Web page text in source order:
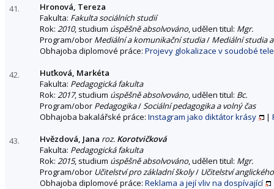
41.
Hronová, Tereza
Fakulta: Fakulta sociálních studií
Rok: 2010, studium úspěšně absolvováno, udělen titul: Mgr.
Program/obor Mediální a komunikační studia/ Mediální studia
Obhajoba diplomové práce: Projevy glokalizace v soudobé
42.
Huťková, Markéta
Fakulta: Pedagogická fakulta
Rok: 2017, studium úspěšně absolvováno, udělen titul: Bc.
Program/obor Pedagogika/Sociální pedagogika a volný čas
Obhajoba bakalářské práce: Instagram jako diktátor krásy |
43. Hvězdová, Jana roz. Korotvičková
Fakulta: Pedagogická fakulta
Rok: 2015, studium úspěšně absolvováno, udělen titul: Mgr.
Program/obor Učitelství pro základní školy/ Učitelství
Obhajoba diplomové práce: Reklama a její vliv na dospívající